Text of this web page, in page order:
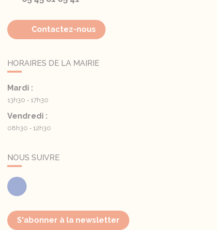
Contactez-nous
HORAIRES DE LA MAIRIE
Mardi :
13h30 - 17h30
Vendredi :
08h30 - 12h30
NOUS SUIVRE
Facebook
S'abonner à la newsletter